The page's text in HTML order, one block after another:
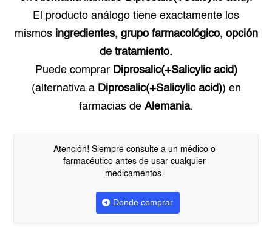
El producto análogo tiene exactamente los
mismos ingredientes, grupo farmacológico, opción
de tratamiento.
Puede comprar Diprosalic(+Salicylic acid)
(alternativa a Diprosalic(+Salicylic acid)) en
farmacias de Alemania.
Atención! Siempre consulte a un médico o
farmacéutico antes de usar cualquier
medicamentos.
Donde comprar